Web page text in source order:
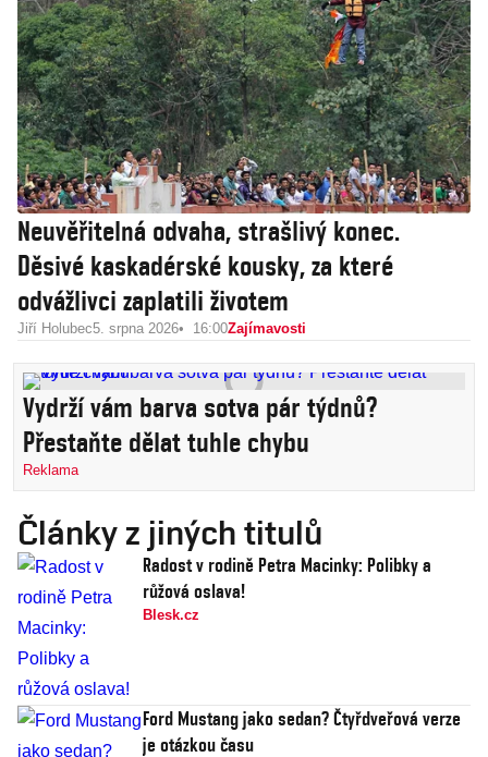
Neuvěřitelná odvaha, strašlivý konec.
Děsivé kaskadérské kousky, za které
odvážlivci zaplatili životem
Jiří Holubec5. srpna 2026 16:00Zajímavosti
Vydrží vám barva sotva pár týdnů?
Přestaňte dělat tuhle chybu
Reklama
Články z jiných titulů
Radost v rodině Petra Macinky: Polibky a
růžová oslava!
Blesk.cz
Ford Mustang jako sedan? Čtyřdveřová verze
je otázkou času